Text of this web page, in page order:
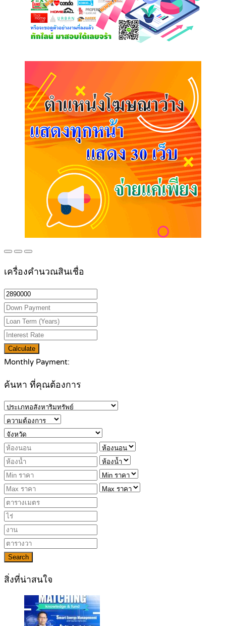
เครื่องคำนวณสินเชื่อ
Calculate
Monthly Payment:
ค้นหา ที่คุณต้องการ
Search
สิ่งที่น่าสนใจ